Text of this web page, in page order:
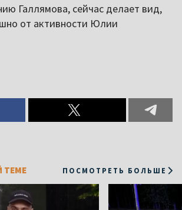
Галлямова, сейчас делает вид,
от активности Юлии
ТЕМЕ ПОСМОТРЕТЬ БОЛЬШЕ